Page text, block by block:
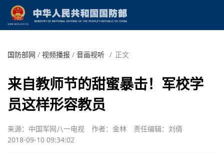
国防部网 / 视频播报 / 音画视听 / 正文
来自教师节的甜蜜暴击！军校学
员这样形容教员
来源：中国军网八一电视 作者：金林
责任编辑：刘倩
2018-09-10 09:34:02